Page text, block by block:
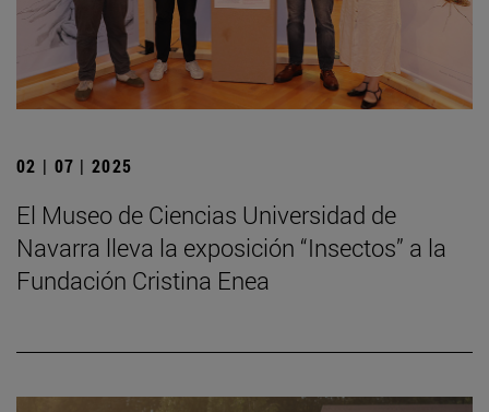
02 | 07 | 2025
El Museo de Ciencias Universidad de
Navarra lleva la exposición “Insectos” a la
Fundación Cristina Enea